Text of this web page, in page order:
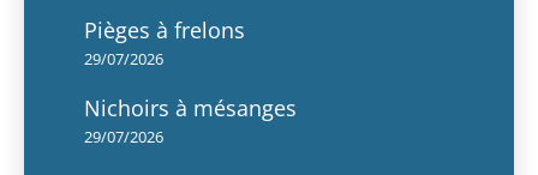
Pièges à frelons
29/07/2026
Nichoirs à mésanges
29/07/2026